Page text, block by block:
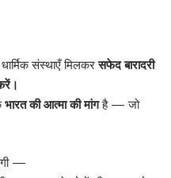
संस्थाएँ मिलकरसफेद बारादरी
भारत की आत्मा की मांगहै — जो
—